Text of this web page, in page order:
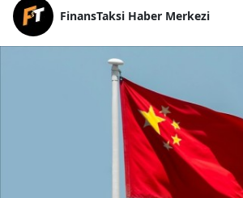
FinansTaksi Haber Merkezi